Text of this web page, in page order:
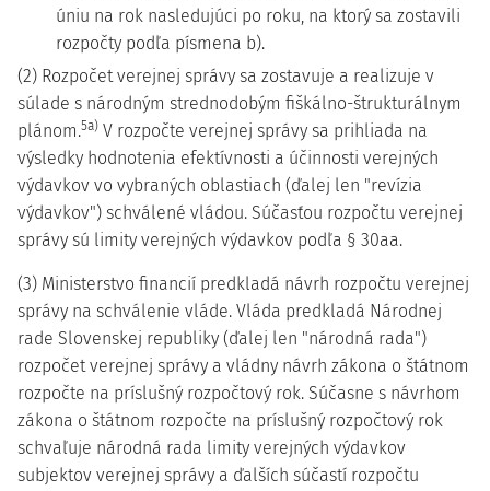
úniu na rok nasledujúci po roku, na ktorý sa zostavili
rozpočty podľa písmena b).
(2) Rozpočet verejnej správy sa zostavuje a realizuje v
súlade s národným strednodobým fiškálno-štrukturálnym
plánom.5a) V rozpočte verejnej správy sa prihliada na
výsledky hodnotenia efektívnosti a účinnosti verejných
výdavkov vo vybraných oblastiach (ďalej len "revízia
výdavkov") schválené vládou. Súčasťou rozpočtu verejnej
správy sú limity verejných výdavkov podľa § 30aa.
(3) Ministerstvo financií predkladá návrh rozpočtu verejnej
správy na schválenie vláde. Vláda predkladá Národnej
rade Slovenskej republiky (ďalej len "národná rada")
rozpočet verejnej správy a vládny návrh zákona o štátnom
rozpočte na príslušný rozpočtový rok. Súčasne s návrhom
zákona o štátnom rozpočte na príslušný rozpočtový rok
schvaľuje národná rada limity verejných výdavkov
subjektov verejnej správy a ďalších súčastí rozpočtu